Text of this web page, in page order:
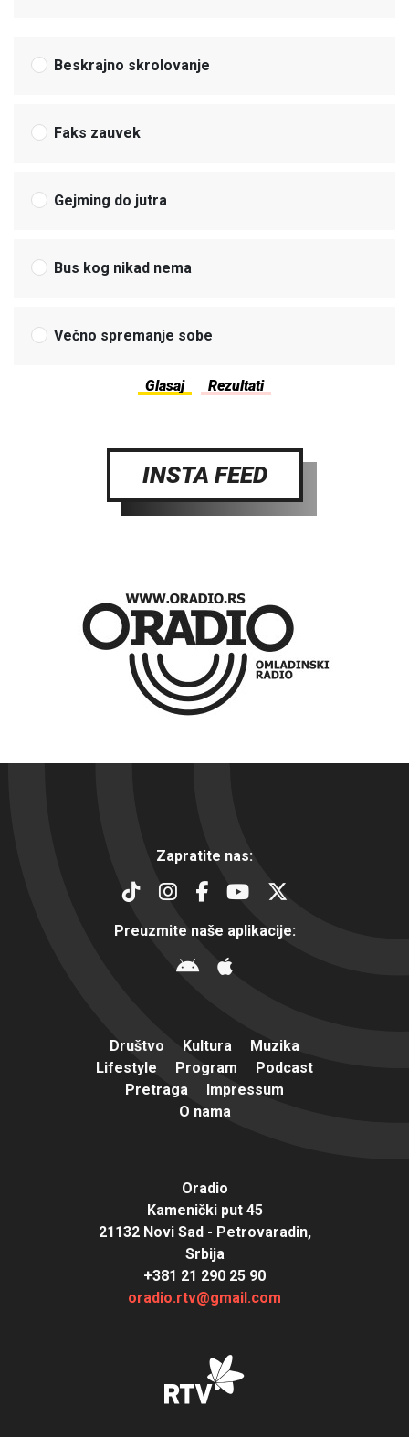
Beskrajno skrolovanje
Faks zauvek
Gejming do jutra
Bus kog nikad nema
Večno spremanje sobe
INSTA FEED
Zapratite nas:
Preuzmite naše aplikacije:
Društvo Kultura
Muzika
Lifestyle
Program
Podcast
Pretraga
Impressum
O nama
Oradio
Kamenički put 45
21132 Novi Sad - Petrovaradin,
Srbija
+381 21 290 25 90
oradio.rtv@gmail.com